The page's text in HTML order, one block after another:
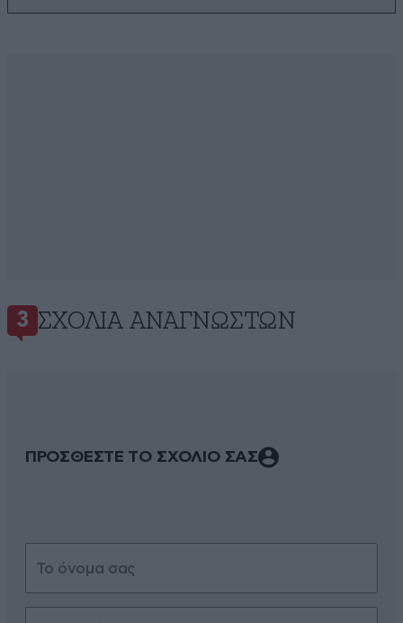
3 ΣΧΌΛΙΑ ΑΝΑΓΝΩΣΤΏΝ
ΠΡΟΣΘΕΣΤΕ ΤΟ ΣΧΟΛΙΟ ΣΑΣ